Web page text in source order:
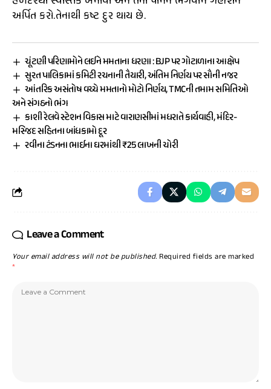
અર્પિત કરો.તેનાથી કષ્ટ દુર થાય છે.
ચૂંટણી પરિણામોને લઈને મમતાના ધરણા : BJP પર ગોટાળાના આક્ષેપ
સુરત પાલિકામાં કમિટી રચનાની તૈયારી, અંતિમ નિર્ણય પર સૌની નજર
આંતરિક અસંતોષ વચ્ચે મમતાનો મોટો નિર્ણય, TMCની તમામ સમિતિઓ
અને સંગઠનો ભંગ
કાશી રેલવે સ્ટેશન વિકાસ માટે વારાણસીમાં મધરાતે કાર્યવાહી, મંદિર-
મસ્જિદ સહિતના બાંધકામો દૂર
રવીના ટંડનના ભાઈના ઘરમાંથી ₹25 લાખની ચોરી
Leave a Comment
Your email address will not be published. Required fields are marked
*